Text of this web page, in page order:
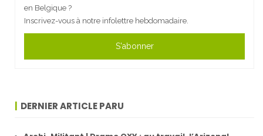
en Belgique ?
Inscrivez-vous à notre infolettre hebdomadaire.
S'abonner
DERNIER ARTICLE PARU